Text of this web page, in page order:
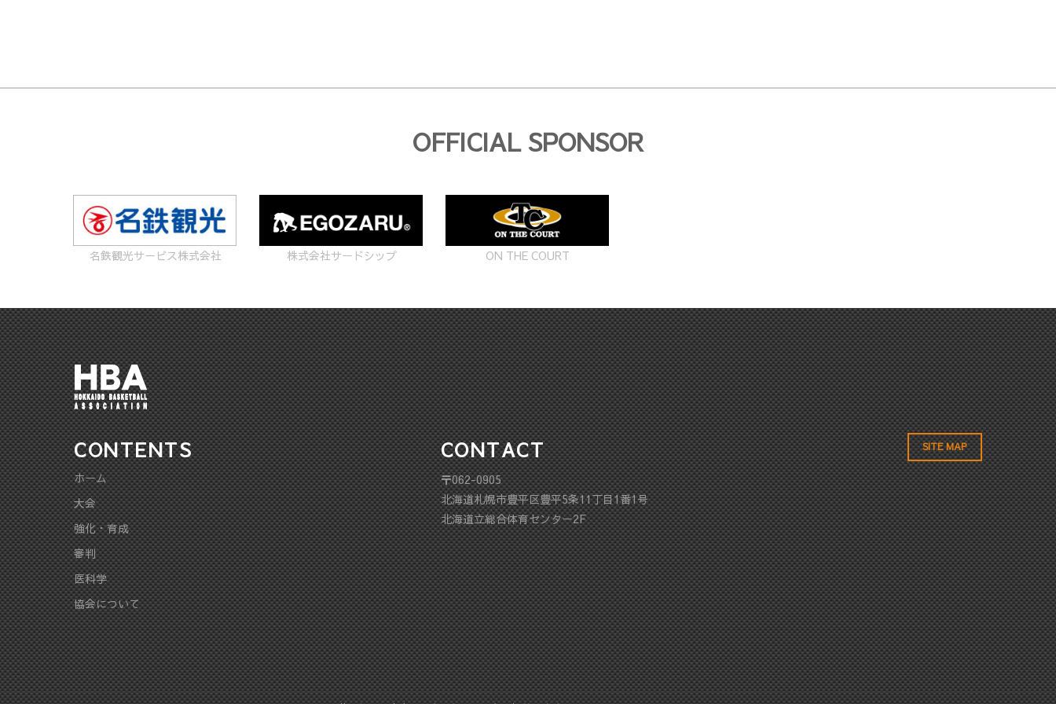
OFFICIAL SPONSOR
名鉄観光サービス株式会社 株式会社サードシップ ON THE COURT
CONTENTS
ホーム
大会
強化・育成
審判
医科学
協会について
CONTACT
〒062-0905
北海道札幌市豊平区豊平5条11丁目1番1号
北海道立総合体育センター2F
SITE MAP